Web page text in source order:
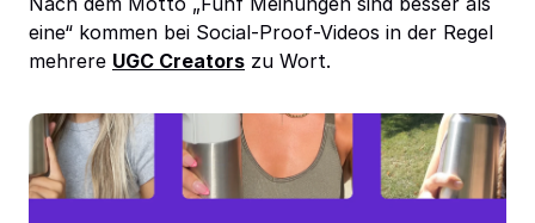
eine“ kommen bei Social-Proof-Videos in der Regel
mehrere UGC Creators zu Wort.